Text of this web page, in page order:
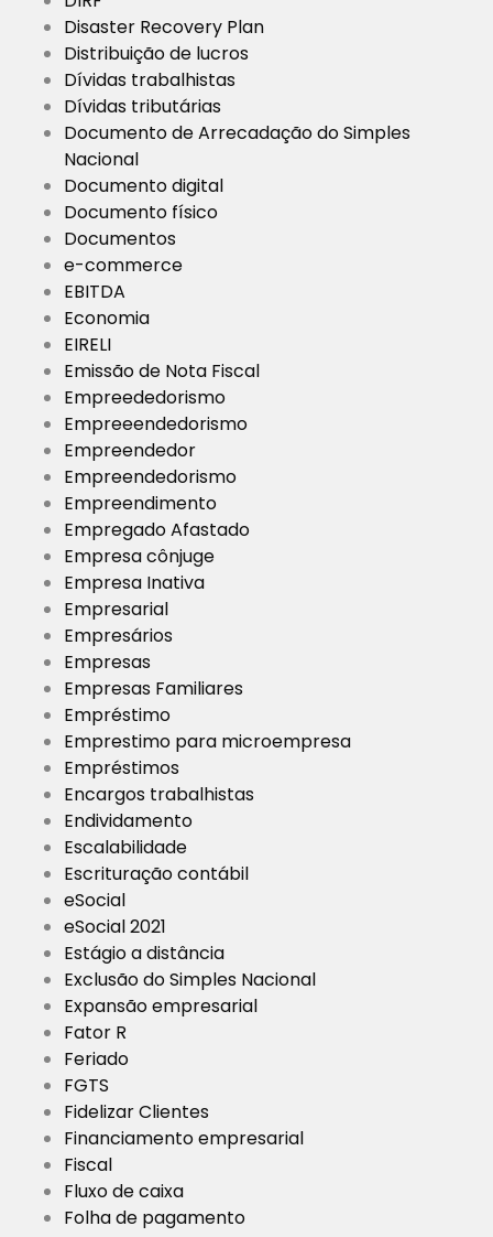
Disaster Recovery Plan
Distribuição de lucros
Dívidas trabalhistas
Dívidas tributárias
Documento de Arrecadação do Simples
Nacional
Documento digital
Documento físico
Documentos
e-commerce
EBITDA
Economia
EIRELI
Emissão de Nota Fiscal
Empreededorismo
Empreeendedorismo
Empreendedor
Empreendedorismo
Empreendimento
Empregado Afastado
Empresa cônjuge
Empresa Inativa
Empresarial
Empresários
Empresas
Empresas Familiares
Empréstimo
Emprestimo para microempresa
Empréstimos
Encargos trabalhistas
Endividamento
Escalabilidade
Escrituração contábil
eSocial
eSocial 2021
Estágio a distância
Exclusão do Simples Nacional
Expansão empresarial
Fator R
Feriado
FGTS
Fidelizar Clientes
Financiamento empresarial
Fiscal
Fluxo de caixa
Folha de pagamento